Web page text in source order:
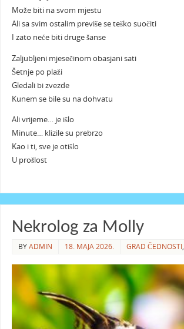
Može biti na svom mjestu
Ali sa svim ostalim previše se teško suočiti
I zato neće biti druge šanse
Zaljubljeni mjesečinom obasjani sati
Šetnje po plaži
Gledali bi zvezde
Kunem se bile su na dohvatu
Ali vrijeme… je išlo
Minute… klizile su prebrzo
Kao i ti, sve je otišlo
U prošlost
Nekrolog za Molly
BYADMIN 18. MAJA 2026. GRAD ČEDNOSTI,